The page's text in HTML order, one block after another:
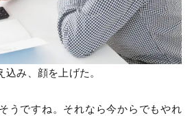
込み、顔を上げた。
うですね。それなら今からでもやれ